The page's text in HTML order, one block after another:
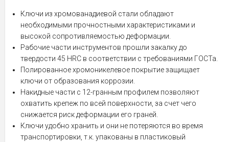
Ключи из хромованадиевой стали обладают
необходимыми прочностными характеристиками и
высокой сопротивляемостью деформации.
Рабочие части инструментов прошли закалку до
твердости 45 HRC в соответствии с требованиями ГОСТа.
Полированное хромоникелевое покрытие защищает
ключи от образования коррозии.
Накидные части с 12-гранным профилем позволяют
охватить крепеж по всей поверхности, за счет чего
снижается риск деформации его граней.
Ключи удобно хранить и они не потеряются во время
транспортировки, т.к. упакованы в пластиковый